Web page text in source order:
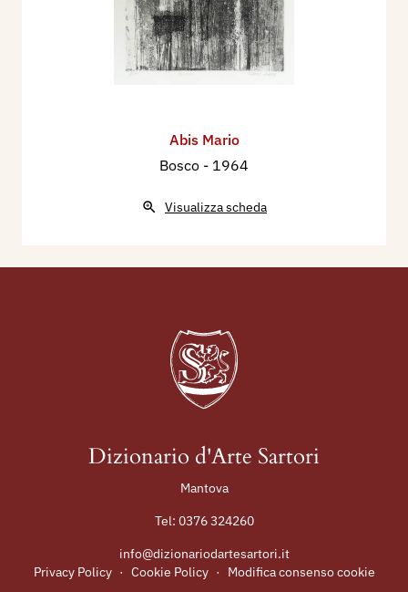
Abis Mario
Bosco - 1964
Visualizza scheda
Dizionario d'Arte Sartori
Mantova
Tel: 0376 324260
info@dizionariodartesartori.it
Privacy Policy · Cookie Policy · Modifica consenso cookie